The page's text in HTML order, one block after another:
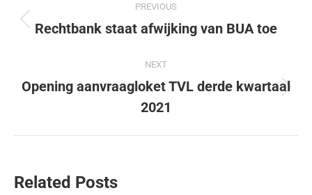
PREVIOUS
Rechtbank staat afwijking van BUA toe
NEXT
Opening aanvraagloket TVL derde kwartaal
2021
Related Posts